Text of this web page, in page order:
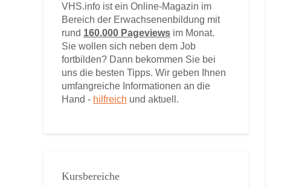
VHS.info ist ein Online-Magazin im
Bereich der Erwachsenenbildung mit
rund 160.000 Pageviews im Monat.
Sie wollen sich neben dem Job
fortbilden? Dann bekommen Sie bei
uns die besten Tipps. Wir geben Ihnen
umfangreiche Informationen an die
Hand - hilfreich und aktuell.
Kursbereiche